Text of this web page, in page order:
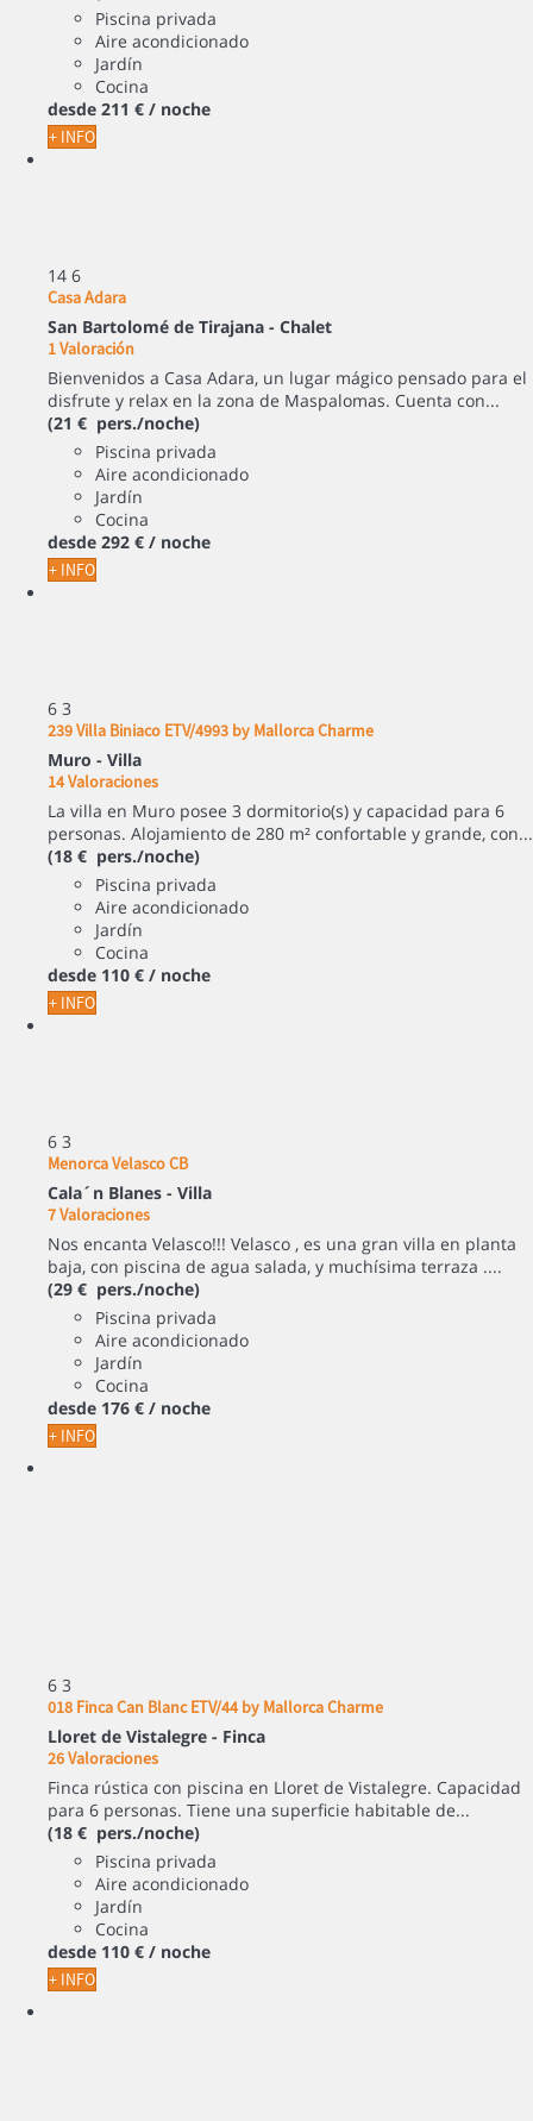
Piscina privada
Aire acondicionado
Jardín
Cocina
desde 211 € / noche
+ INFO
14 6
Casa Adara
San Bartolomé de Tirajana - Chalet
1 Valoración
Bienvenidos a Casa Adara, un lugar mágico pensado para el
disfrute y relax en la zona de Maspalomas. Cuenta con...
(21 € pers./noche)
Piscina privada
Aire acondicionado
Jardín
Cocina
desde 292 € / noche
+ INFO
6 3
239 Villa Biniaco ETV/4993 by Mallorca Charme
Muro - Villa
14 Valoraciones
La villa en Muro posee 3 dormitorio(s) y capacidad para 6
personas. Alojamiento de 280 m² confortable y grande, con...
(18 € pers./noche)
Piscina privada
Aire acondicionado
Jardín
Cocina
desde 110 € / noche
+ INFO
6 3
Menorca Velasco CB
Cala´n Blanes - Villa
7 Valoraciones
Nos encanta Velasco!!! Velasco , es una gran villa en planta
baja, con piscina de agua salada, y muchísima terraza ....
(29 € pers./noche)
Piscina privada
Aire acondicionado
Jardín
Cocina
desde 176 € / noche
+ INFO
6 3
018 Finca Can Blanc ETV/44 by Mallorca Charme
Lloret de Vistalegre - Finca
26 Valoraciones
Finca rústica con piscina en Lloret de Vistalegre. Capacidad
para 6 personas. Tiene una superficie habitable de...
(18 € pers./noche)
Piscina privada
Aire acondicionado
Jardín
Cocina
desde 110 € / noche
+ INFO